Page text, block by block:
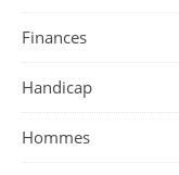
Finances
Handicap
Hommes